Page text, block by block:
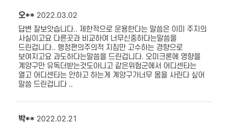
오** 2022.03.02
답변 잘보앗습니다.. 제한적으로 운용한다는 말씀은 이미 주지의
사실이고요 다른곳과 비교하여 너무신중하다는말씀을
드린겁니다.. 행정편의주의적 지침만 고수하는 경향으로
보여지고요 과도하다는말씀을 드린겁니다. 오미크론에 영향을
계양구만 유독더받는것도아니고 같은위험군에서 어디센타는
열고 어디센타는 안하고 하는게 계양구가너무 몸을 사린다 싶어
말씀 드린겁니다 ..
박** 2022.02.21